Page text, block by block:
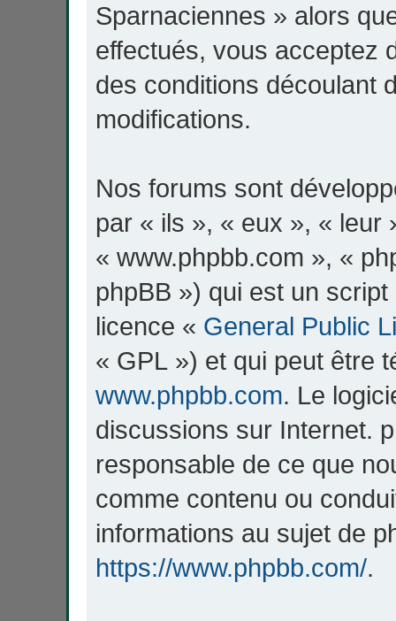
Sparnaciennes » alors
effectués, vous acceptez
des conditions découlant
modifications.
Nos forums sont
par « ils », « eux », « leur
« www.phpbb.com », «
phpBB ») qui est un
licence « General Public
« GPL ») et qui peut être
www.phpbb.com. Le
discussions sur Internet.
responsable de ce que
comme contenu ou
informations au sujet de
https://www.phpbb.com/.